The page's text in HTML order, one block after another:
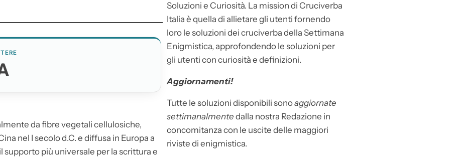
da fibre vegetali cellulosiche,
nel I secolo d.C. e diffusa in Europa a
più universale per la scrittura e
Soluzioni e Curiosità. La mission di Cruciverba
Italia è quella di allietare gli utenti fornendo
loro le soluzioni dei cruciverba della Settimana
Enigmistica, approfondendo le soluzioni per
gli utenti con curiosità e definizioni.
Aggiornamenti!
Tutte le soluzioni disponibili sonoaggiornate
settimanalmente dalla nostra Redazione in
concomitanza con le uscite delle maggiori
riviste di enigmistica.